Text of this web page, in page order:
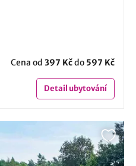
Cena od 397 Kčdo 597 Kč
Detailubytování